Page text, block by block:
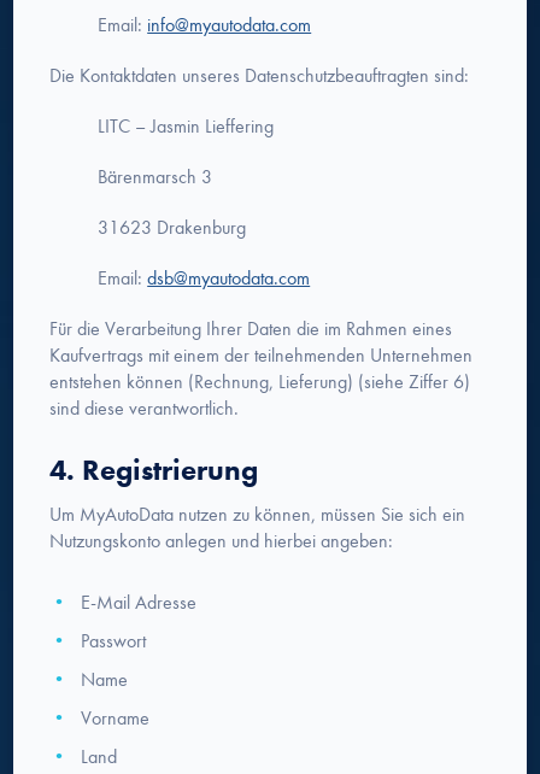
Email: info@myautodata.com
Die Kontaktdaten unseres Datenschutzbeauftragten sind:
LITC – Jasmin Lieffering
Bärenmarsch 3
31623 Drakenburg
Email:dsb@myautodata.com
Für die Verarbeitung Ihrer Daten die im Rahmen eines
Kaufvertrags mit einem der teilnehmenden Unternehmen
entstehen können (Rechnung, Lieferung) (siehe Ziffer 6)
sind diese verantwortlich.
4. Registrierung
Um MyAutoData nutzen zu können, müssen Sie sich ein
Nutzungskonto anlegen und hierbei angeben:
E-Mail Adresse
Passwort
Name
Vorname
Land